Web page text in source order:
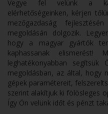
Vegye fel velünk a
elérhetőségeinken, kérjen
mezőgazdaság
megoldásán dolgozik.
hogy a magyar gyártók
kaphassanak elismerést!
leghatékonyabban
megoldásban, az által, hogy
gépek paramétereit,
szerint alakítjuk ki fölösleges
Így Ön velünk időt és pénzt